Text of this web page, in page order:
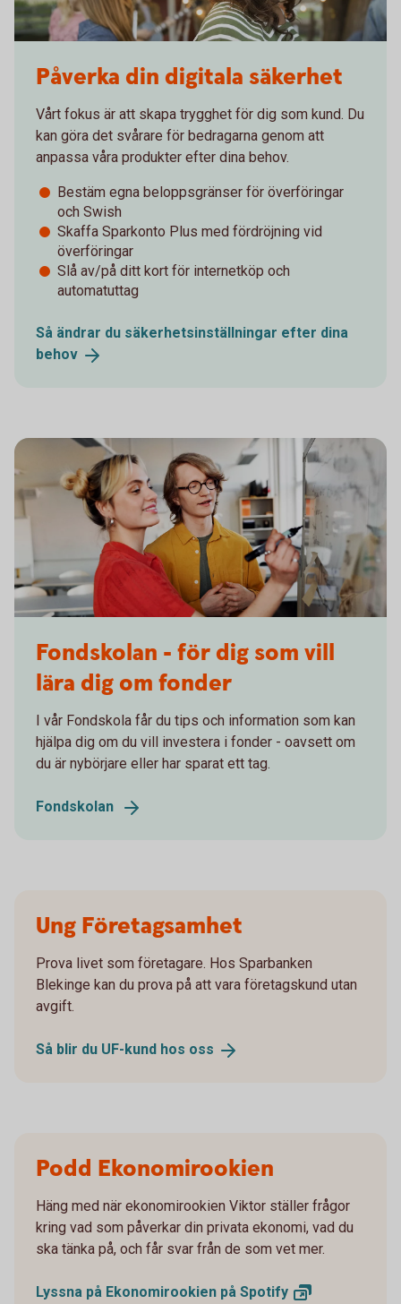
Påverka din digitala säkerhet
Vårt fokus är att skapa trygghet för dig som kund. Du
kan göra det svårare för bedragarna genom att
anpassa våra produkter efter dina behov.
Bestäm egna beloppsgränser för överföringar
och Swish
Skaffa Sparkonto Plus med fördröjning vid
överföringar
Slå av/på ditt kort för internetköp och
automatuttag
Så ändrar du säkerhetsinställningar efter dina
behov
Fondskolan - för dig som vill
lära dig om fonder
I vår Fondskola får du tips och information som kan
hjälpa dig om du vill investera i fonder - oavsett om
du är nybörjare eller har sparat ett tag.
Fondskolan
Ung Företagsamhet
Prova livet som företagare. Hos Sparbanken
Blekinge kan du prova på att vara företagskund utan
avgift.
Så blir du UF-kund hos oss
Podd Ekonomirookien
Häng med när ekonomirookien Viktor ställer frågor
kring vad som påverkar din privata ekonomi, vad du
ska tänka på, och får svar från de som vet mer.
Lyssna på Ekonomirookien på Spotify